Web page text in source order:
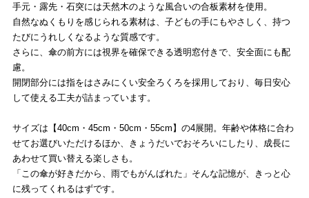
手元・露先・石突には天然木のような風合いの合板素材を使用。
自然なぬくもりを感じられる素材は、子どもの手にもやさしく、持つ
たびにうれしくなるような質感です。
さらに、傘の前方には視界を確保できる透明窓付きで、安全面にも配
慮。
開閉部分には指をはさみにくい安全ろくろを採用しており、毎日安心
して使える工夫が詰まっています。
サイズは【40cm・45cm・50cm・55cm】の4展開。年齢や体格に合わ
せてお選びいただけるほか、きょうだいでおそろいにしたり、成長に
あわせて買い替える楽しさも。
「この傘が好きだから、雨でもがんばれた」そんな記憶が、きっと心
に残ってくれるはずです。